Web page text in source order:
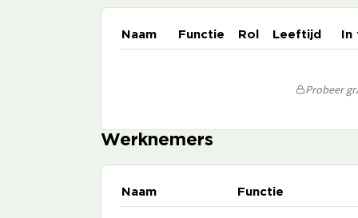
Naam Functie Rol Leeftijd
Probeer
Werknemers
Naam Functie